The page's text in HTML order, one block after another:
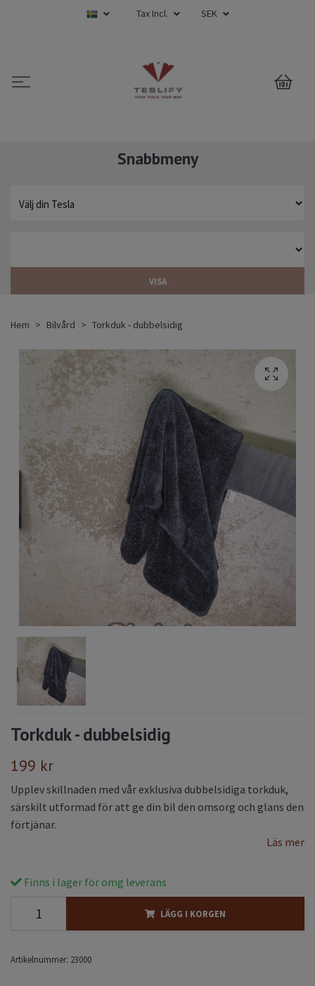
Tax Incl. SEK
0
Snabbmeny
VISA
Hem Bilvård Torkduk - dubbelsidig
Torkduk - dubbelsidig
199 kr
Upplev skillnaden med vår exklusiva dubbelsidiga torkduk,
särskilt utformad för att ge din bil den omsorg och glans den
förtjänar.
Läs mer
Finns i lager för omg leverans
LÄGG I KORGEN
Artikelnummer: 23000